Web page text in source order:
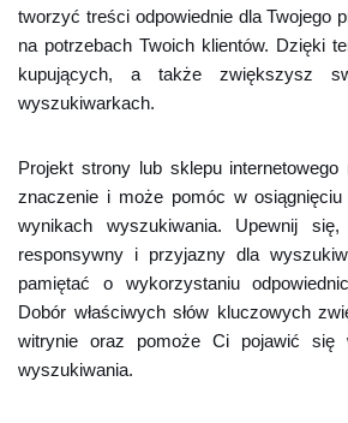
tworzyć treści odpowiednie dla Twojego
na potrzebach Twoich klientów. Dzięki
kupujących, a także zwiększysz
wyszukiwarkach.
Projekt strony lub sklepu
znaczenie i może pomóc w
wynikach wyszukiwania. Upewnij
responsywny i przyjazny dla
pamiętać o wykorzystaniu
Dobór właściwych słów kluczowych
witrynie oraz pomoże Ci pojawić się
wyszukiwania.